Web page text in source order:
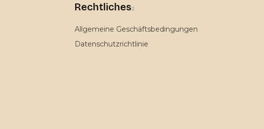
Rechtliches2
Allgemeine Geschäftsbedingungen
Datenschutzrichtlinie